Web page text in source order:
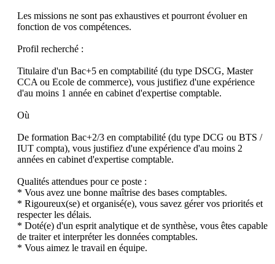
Les missions ne sont pas exhaustives et pourront évoluer en
fonction de vos compétences.
Profil recherché :
Titulaire d'un Bac+5 en comptabilité (du type DSCG, Master
CCA ou Ecole de commerce), vous justifiez d'une expérience
d'au moins 1 année en cabinet d'expertise comptable.
Où
De formation Bac+2/3 en comptabilité (du type DCG ou BTS /
IUT compta), vous justifiez d'une expérience d'au moins 2
années en cabinet d'expertise comptable.
Qualités attendues pour ce poste :
* Vous avez une bonne maîtrise des bases comptables.
* Rigoureux(se) et organisé(e), vous savez gérer vos priorités et
respecter les délais.
* Doté(e) d'un esprit analytique et de synthèse, vous êtes capable
de traiter et interpréter les données comptables.
* Vous aimez le travail en équipe.